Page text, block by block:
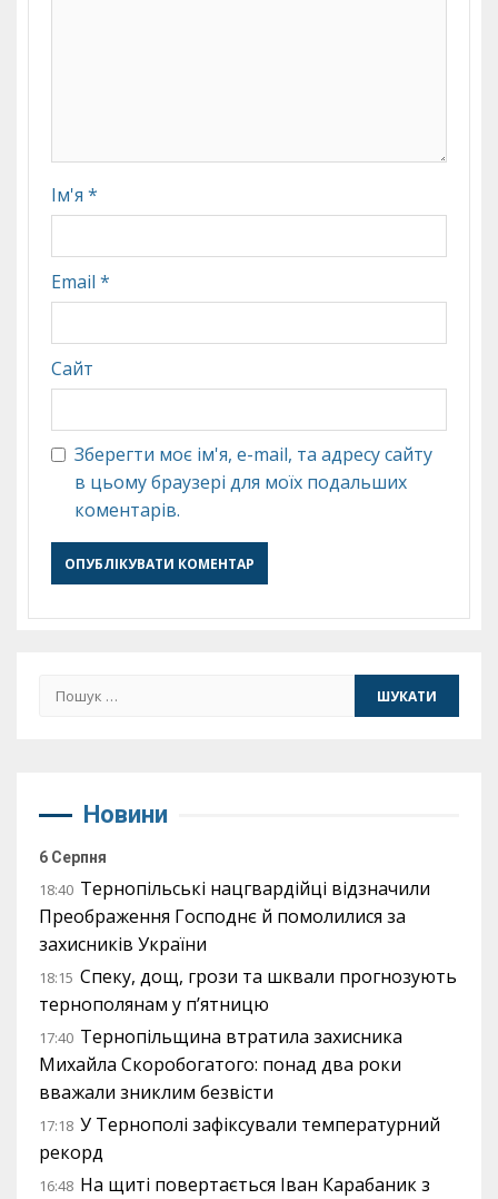
Ім'я *
Email *
Сайт
Зберегти моє ім'я, e-mail, та адресу сайту
в цьому браузері для моїх подальших
коментарів.
Пошук:
Новини
6 Серпня
18:40 Тернопільські нацгвардійці відзначили
Преображення Господнє й помолилися за
захисників України
18:15 Спеку, дощ, грози та шквали прогнозують
тернополянам у п’ятницю
17:40 Тернопільщина втратила захисника
Михайла Скоробогатого: понад два роки
вважали зниклим безвісти
17:18 У Тернополі зафіксували температурний
рекорд
16:48 На щиті повертається Іван Карабаник з